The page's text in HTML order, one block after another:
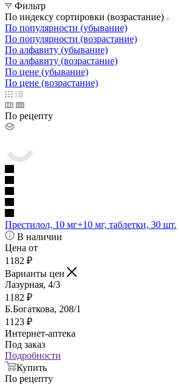
Фильтр
По индексу сортировки (возрастание)
По популярности (убывание)
По популярности (возрастание)
По алфавиту (убывание)
По алфавиту (возрастание)
По цене (убывание)
По цене (возрастание)
По рецепту
Престилол, 10 мг+10 мг, таблетки, 30 шт.
В наличии
Цена от
1182 ₽
Варианты цен
Лазурная, 4/3
1182 ₽
Б.Богаткова, 208/1
1123 ₽
Интернет-аптека
Под заказ
Подробности
Купить
По рецепту